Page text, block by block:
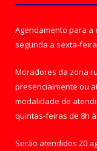
Agendamento para a
segunda a sexta-
Moradores da zona
presencialmente ou
modalidade de
quintas-feiras de 8h
Serão atendidos 20